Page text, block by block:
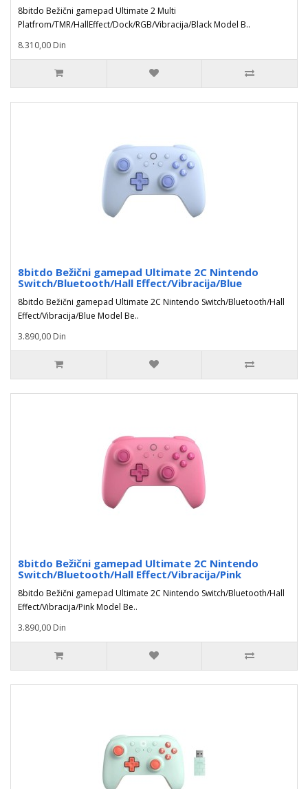
8bitdo Bežični gamepad Ultimate 2 Multi
Platfrom/TMR/HallEffect/Dock/RGB/Vibracija/Black Model B..
8.310,00 Din
8bitdo Bežični gamepad Ultimate 2C Nintendo
Switch/Bluetooth/Hall Effect/Vibracija/Blue
8bitdo Bežični gamepad Ultimate 2C Nintendo Switch/Bluetooth/Hall
Effect/Vibracija/Blue Model Be..
3.890,00 Din
8bitdo Bežični gamepad Ultimate 2C Nintendo
Switch/Bluetooth/Hall Effect/Vibracija/Pink
8bitdo Bežični gamepad Ultimate 2C Nintendo Switch/Bluetooth/Hall
Effect/Vibracija/Pink Model Be..
3.890,00 Din